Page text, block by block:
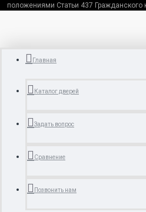
положениями Статьи 437
Главная
Каталог дверей
Задать вопрос
Сравнение
Позвонить нам